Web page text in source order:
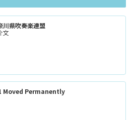
川県吹奏楽連盟
文
Moved Permanently